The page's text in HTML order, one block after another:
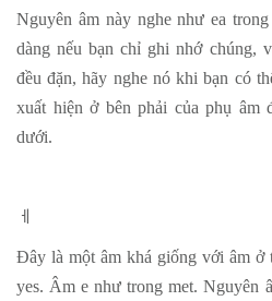
Nguyên âm này nghe như ea
dàng nếu bạn chỉ ghi nhớ chúng,
đều đặn, hãy nghe nó khi bạn có
xuất hiện ở bên phải của phụ âm
dưới.
ㅔ
Đây là một âm khá giống với âm ở
yes. Âm e như trong met. Nguyên